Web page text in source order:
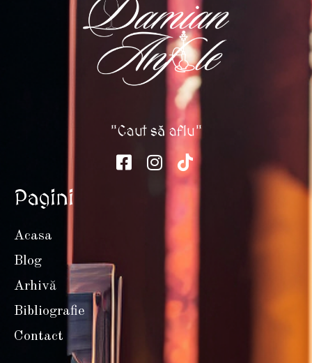
"Caut să aflu"
Pagini
Acasa
Blog
Arhivă
Bibliografie
Contact